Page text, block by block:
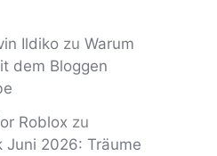
Ildiko zu Warum
dem Bloggen
Roblox zu
Juni 2026: Träume